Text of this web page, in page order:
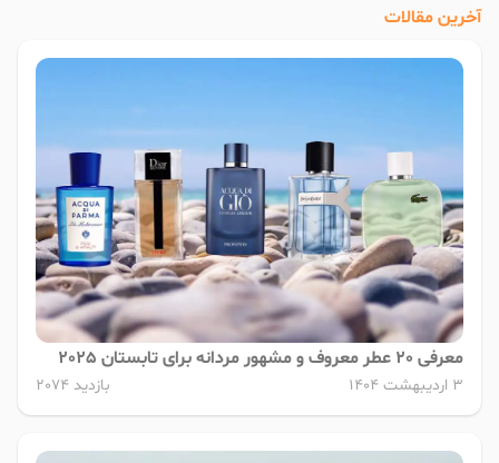
آخرین مقالات
معرفی 20 عطر معروف و مشهور مردانه برای تابستان 2025
3 اردیبهشت 1404 بازدید 2074